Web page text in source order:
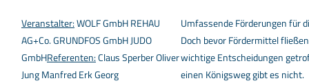
Veranstalter:WOLF GmbH REHAU
AG+Co. GRUNDFOS GmbH JUDO
GmbHReferenten:Claus Sperber Oliver
Jung Manfred Erk Georg
Umfassende Förderungen für
Doch bevor Fördermittel
wichtige Entscheidungen
einen Königsweg gibt es nicht.